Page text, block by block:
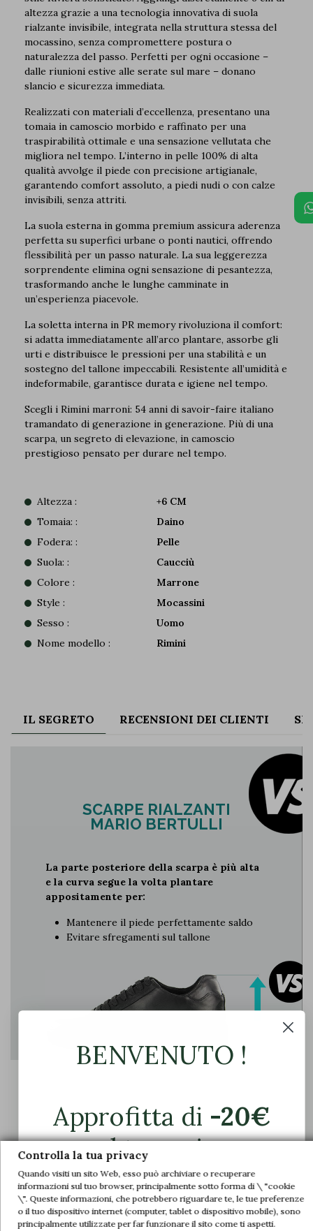
altezza grazie a una tecnologia innovativa di suola
rialzante invisibile, integrata nella struttura stessa del
mocassino, senza compromettere postura o
naturalezza del passo. Perfetti per ogni occasione –
dalle riunioni estive alle serate sul mare – donano
slancio e sicurezza immediata.
Realizzati con materiali d’eccellenza, presentano una
tomaia in camoscio morbido e raffinato per una
traspirabilità ottimale e una sensazione vellutata che
migliora nel tempo. L’interno in pelle 100% di alta
qualità avvolge il piede con precisione artigianale,
garantendo comfort assoluto, a piedi nudi o con calze
invisibili, senza attriti.
La suola esterna in gomma premium assicura aderenza
perfetta su superfici urbane o ponti nautici, offrendo
flessibilità per un passo naturale. La sua leggerezza
sorprendente elimina ogni sensazione di pesantezza,
trasformando anche le lunghe camminate in
un’esperienza piacevole.
La soletta interna in PR memory rivoluziona il comfort:
si adatta immediatamente all’arco plantare, assorbe gli
urti e distribuisce le pressioni per una stabilità e un
sostegno del tallone impeccabili. Resistente all’umidità e
indeformabile, garantisce durata e igiene nel tempo.
Scegli i Rimini marroni: 54 anni di savoir-faire italiano
tramandato di generazione in generazione. Più di una
scarpa, un segreto di elevazione, in camoscio
prestigioso pensato per durare nel tempo.
Altezza :
+6 CM
Tomaia: :
Daino
Fodera: :
Pelle
Suola: :
Caucciù
Colore :
Marrone
Style :
Mocassini
Sesso :
Uomo
Nome modello :
Rimini
IL SEGRETO RECENSIONI DEI CLIENTI
SCARPE RIALZANTI
MARIO BERTULLI
La parte posteriore della scarpa è più alta
e la curva segue la volta plantare
appositamente per:
Mantenere il piede perfettamente saldo
Evitare sfregamenti sul tallone
GLI ALTRI
Il rialzo viene semplicemente inserito in
una scarpa normale, il che causa:
Il tallone esce dalla scarpa durante la
Controlla la tua privacy
Quando visiti un sito Web, esso può archiviare o recuperare
informazioni sul tuo browser, principalmente sotto forma di \ "cookie
\". Queste informazioni, che potrebbero riguardare te, le tue preferenze
o il tuo dispositivo internet (computer, tablet o dispositivo mobile), sono
principalmente utilizzate per far funzionare il sito come ti aspetti.
BENVENUTO !
Approfitta di -20€
sul tuo primo
ordine.
Unisciti a noi e accedi in anteprima alle
nostre offerte esclusive e alle ultime novità.